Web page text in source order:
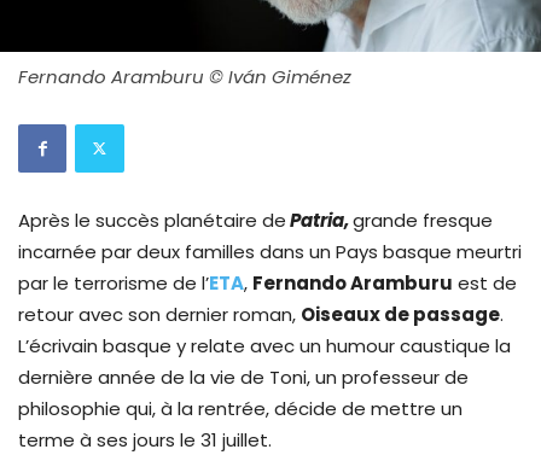
Fernando Aramburu © Iván Giménez
Après le succès planétaire dePatria,grande fresque
incarnée par deux familles dans un Pays basque meurtri
par le terrorisme de l’ETA, Fernando Aramburu est de
retour avec son dernier roman, Oiseaux de passage.
L’écrivain basque y relate avec un humour caustique la
dernière année de la vie de Toni, un professeur de
philosophie qui, à la rentrée, décide de mettre un
terme à ses jours le 31 juillet.